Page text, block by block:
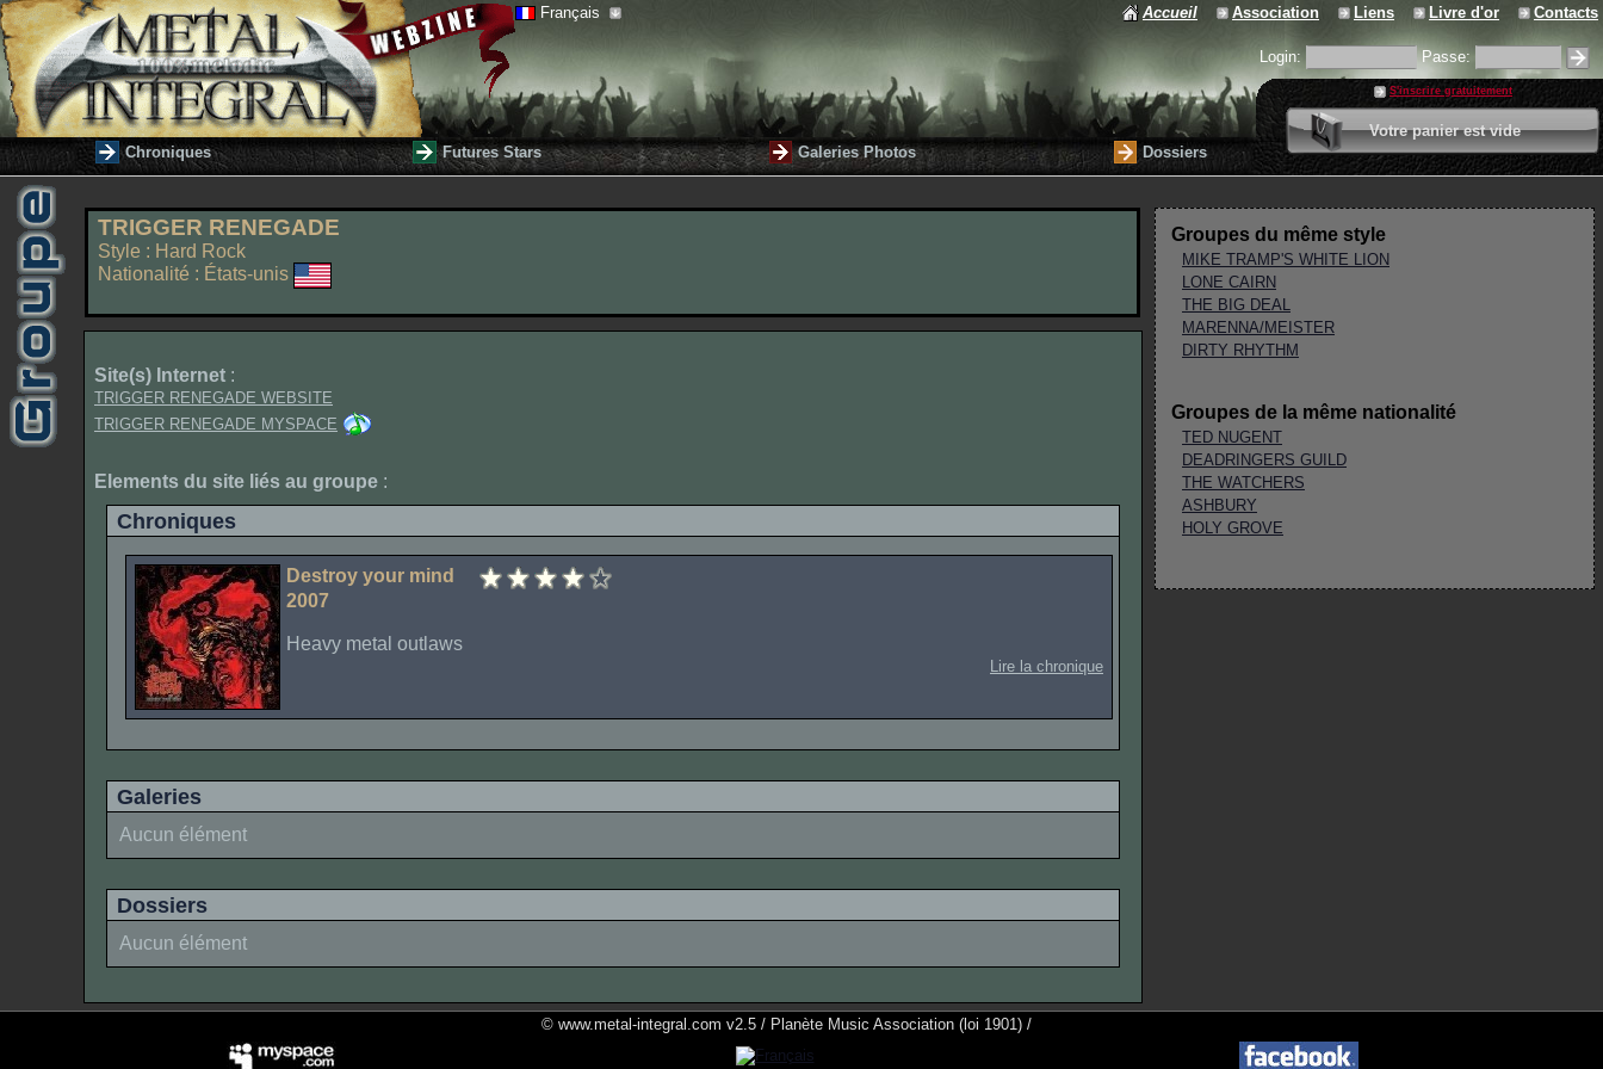
Français Accueil Association Liens Livre d'or Contacts
Login: Passe:
S'inscrire gratuitement
Votre panier est vide
0 article
Valider votre panier
Chroniques Futures Stars Galeries Photos Dossiers
TRIGGER RENEGADE
Style : Hard Rock
Nationalité : États-unis
Groupes du même style
MIKE TRAMP'S WHITE LION
LONE CAIRN
THE BIG DEAL
MARENNA/MEISTER
DIRTY RHYTHM
Groupes de la même nationalité
TED NUGENT
DEADRINGERS GUILD
THE WATCHERS
ASHBURY
HOLY GROVE
Site(s) Internet :
TRIGGER RENEGADE WEBSITE
TRIGGER RENEGADE MYSPACE
Elements du site liés au groupe :
Chroniques
Destroy your mind
2007
Heavy metal outlaws
Lire la chronique
Galeries
Aucun élément
Dossiers
Aucun élément
© www.metal-integral.com v2.5 / Planète Music Association (loi 1901) /